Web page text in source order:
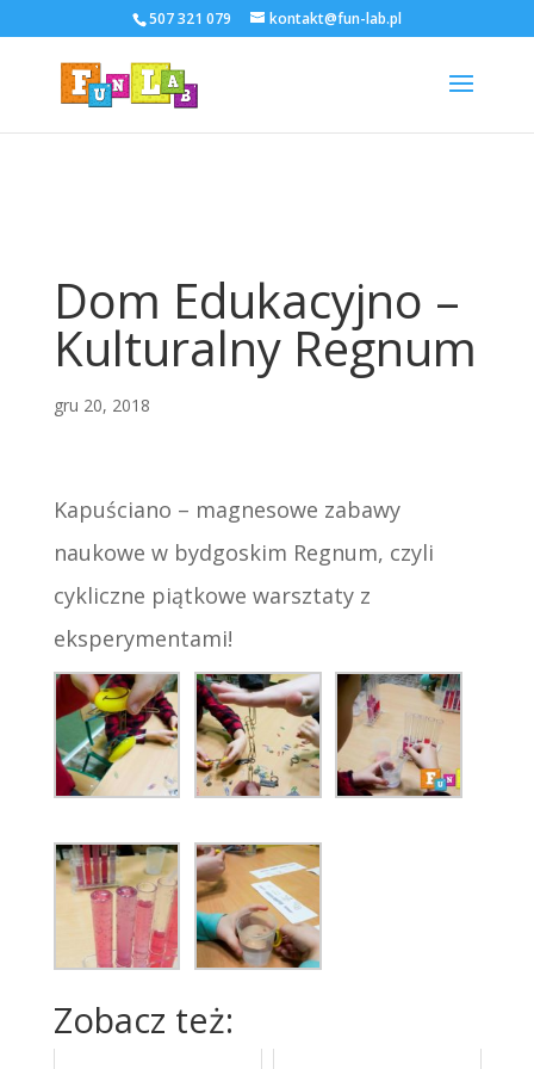
507 321 079 kontakt@fun-lab.pl
Dom Edukacyjno –
Kulturalny Regnum
gru 20, 2018
Kapuściano – magnesowe zabawy
naukowe w bydgoskim Regnum, czyli
cykliczne piątkowe warsztaty z
eksperymentami!
Zobacz też: